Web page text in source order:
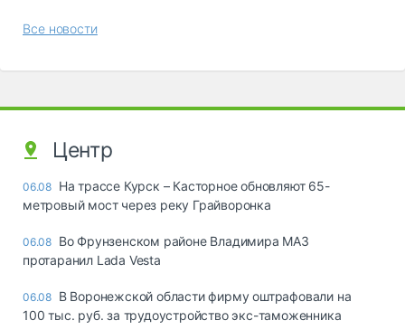
Все новости
Центр
06.08 На трассе Курск – Касторное обновляют 65-
метровый мост через реку Грайворонка
06.08 Во Фрунзенском районе Владимира МАЗ
протаранил Lada Vesta
06.08 В Воронежской области фирму оштрафовали на
100 тыс. руб. за трудоустройство экс-таможенника